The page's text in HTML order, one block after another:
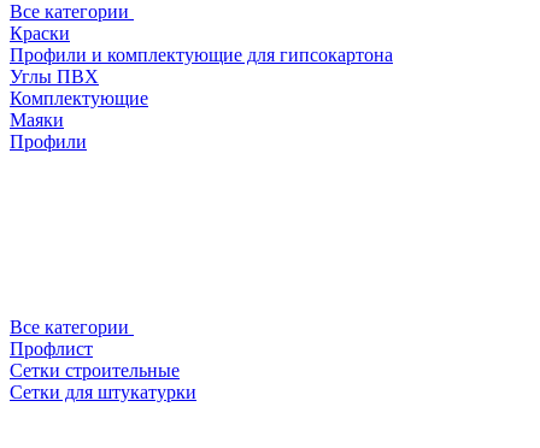
Все категории
Краски
Профили и комплектующие для гипсокартона
Углы ПВХ
Комплектующие
Маяки
Профили
Все категории
Профлист
Сетки строительные
Сетки для штукатурки